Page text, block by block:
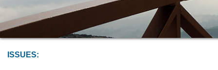
ISSUES: